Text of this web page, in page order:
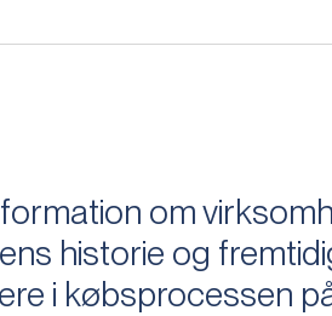
om
historie og
i købsprocessen